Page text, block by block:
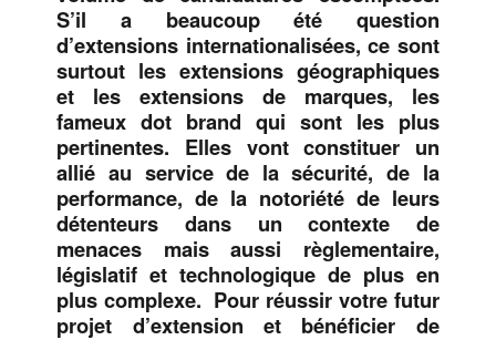
S’il a beaucoup été question
d’extensions internationalisées, ce sont
surtout les extensions géographiques
et les extensions de marques, les
fameux dot brand qui sont les plus
pertinentes. Elles vont constituer un
allié au service de la sécurité, de la
performance, de la notoriété de leurs
détenteurs dans un contexte de
menaces mais aussi règlementaire,
législatif et technologique de plus en
plus complexe. Pour réussir votre futur
projet d’extension et bénéficier de